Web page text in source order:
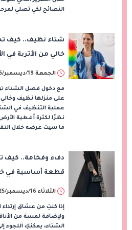
النصائح لكي تصلي
شتاء نظيف.. كيف
خالي من الأتربة في
الجمعة 19/ديسمبر/2025 - 11:40 م
مع دخول فصل الشتاء
على منزلها نظيف
عملية التنظيف في
نظرًا لكثرة أغطية
ما سيت عرضه خلال
دفء وفخامة.. كيف
قطعة أساسية في
الثلاثاء 16/ديسمبر/2025 - 05:10 م
إذا كنتِ من عشاق إرتداء
ولإضافة لمسة من
الشتاء، يمكنكِ اللجوء